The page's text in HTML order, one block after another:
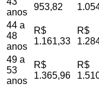
anos
953,82
44 a
48
anos
R$
1.161,33
R$
49 a
53
anos
R$
1.365,96
R$